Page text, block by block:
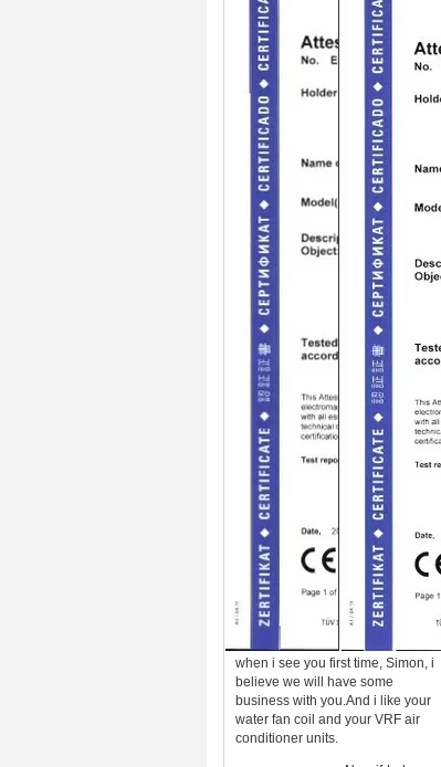
when i see you first time, Simon, i
believe we will have some
business with you.And i like your
water fan coil and your VRF air
conditioner units.